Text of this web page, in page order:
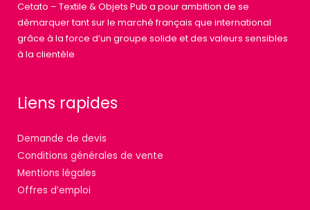
Cetato – Textile & Objets Pub a pour ambition de se
démarquer tant sur le marché français que international
grâce à la force d’un groupe solide et des valeurs sensibles
à la clientèle
Liens rapides
Demande de devis
Conditions générales de vente
Mentions légales
Offres d’emploi